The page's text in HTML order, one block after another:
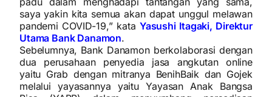
saya yakin kita semua akan dapat unggul melawan
pandemi COVID-19,” kata Yasushi Itagaki, Direktur
Utama Bank Danamon.
Sebelumnya, Bank Danamon berkolaborasi dengan
dua perusahaan penyedia jasa angkutan online
yaitu Grab dengan mitranya BenihBaik dan Gojek
melalui yayasannya yaitu Yayasan Anak Bangsa